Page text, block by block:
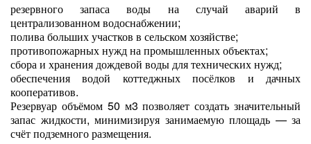
резервного запаса воды на случай аварий в
централизованном водоснабжении;
полива больших участков в сельском хозяйстве;
противопожарных нужд на промышленных объектах;
сбора и хранения дождевой воды для технических нужд;
обеспечения водой коттеджных посёлков и дачных
кооперативов.
Резервуар объёмом 50 м3 позволяет создать значительный
запас жидкости, минимизируя занимаемую площадь — за
счёт подземного размещения.